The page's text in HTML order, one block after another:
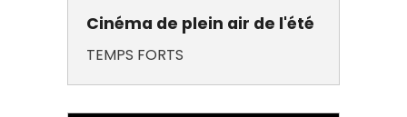
Cinéma de plein air de l'été
TEMPS FORTS